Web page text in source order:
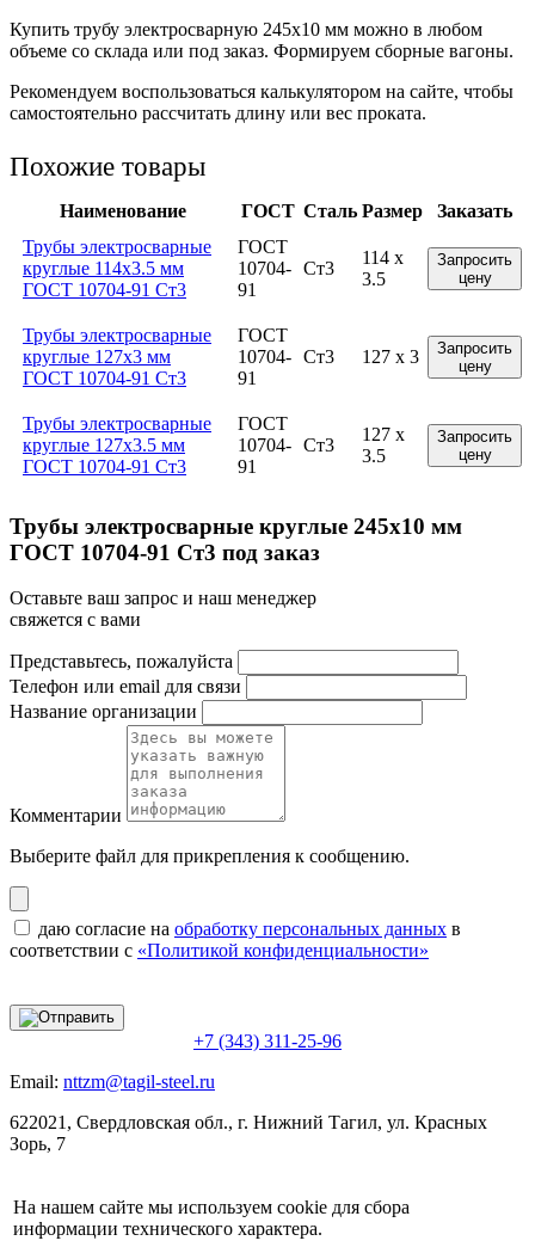
Купить трубу электросварную 245х10 мм можно в любом
объеме со склада или под заказ. Формируем сборные вагоны.
Рекомендуем воспользоваться калькулятором на сайте, чтобы
самостоятельно рассчитать длину или вес проката.
Похожие товары
Наименование ГОСТ Сталь Размер
Заказать
Трубы электросварные
круглые 114x3.5 мм
ГОСТ 10704-91 Ст3
ГОСТ
10704-
91
Ст3
114 x
3.5
Запросить
цену
Трубы электросварные
круглые 127x3 мм
ГОСТ 10704-91 Ст3
ГОСТ
10704-
91
Ст3 127 x 3
Запросить
цену
Трубы электросварные
круглые 127x3.5 мм
ГОСТ 10704-91 Ст3
ГОСТ
10704-
91
Ст3
127 x
3.5
Запросить
цену
Трубы электросварные круглые 245x10 мм
ГОСТ 10704-91 Ст3 под заказ
Оставьте ваш запрос и наш менеджер
свяжется с вами
Представьтесь, пожалуйста
Телефон или email для связи
Название организации
Комментарии
Выберите файл для прикрепления к сообщению.
даю согласие на обработку персональных данных в
соответствии с «Политикой конфиденциальности»
+7 (343) 311-25-96
Email: nttzm@tagil-steel.ru
622021, Свердловская обл., г. Нижний Тагил, ул. Красных
Зорь, 7
На нашем сайте мы используем cookie для сбора
информации технического характера.